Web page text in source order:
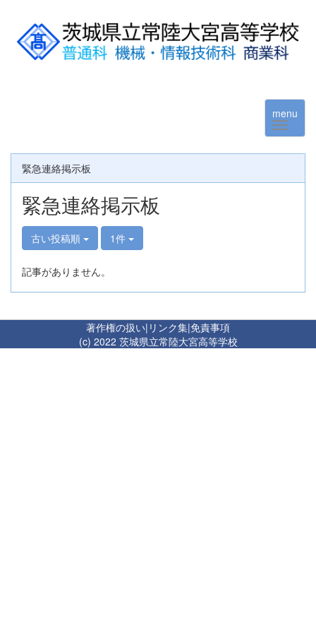
menu
緊急連絡掲示板
緊急連絡掲示板
古い投稿順 1件
記事がありません。
著作権の扱い| リンク集|免責事項
(c) 2022 茨城県立常陸大宮高等学校